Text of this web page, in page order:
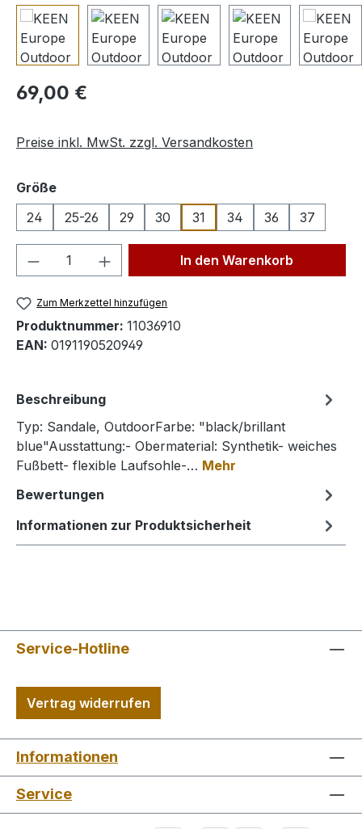
Regulärer Preis:
69,00 €
Preise inkl. MwSt. zzgl. Versandkosten
Größeauswählen
24
25-26 29 30 31 34 36 37
Produkt Anzahl: Gib denIn den Warenkorb
Zum Merkzettel hinzufügen
Produktnummer: 11036910
EAN: 0191190520949
Beschreibung
Typ: Sandale, OutdoorFarbe: "black/brillant
blue"Ausstattung:- Obermaterial: Synthetik- weiches
Fußbett- flexible Laufsohle-… Mehr
Bewertungen
Informationen zur Produktsicherheit
Service-Hotline
Vertrag widerrufen
Informationen
Service